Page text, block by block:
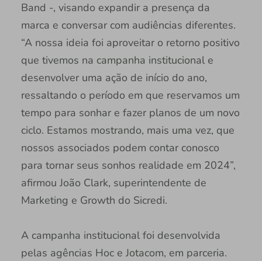
Band -, visando expandir a presença da
marca e conversar com audiências diferentes.
“A nossa ideia foi aproveitar o retorno positivo
que tivemos na campanha institucional e
desenvolver uma ação de início do ano,
ressaltando o período em que reservamos um
tempo para sonhar e fazer planos de um novo
ciclo. Estamos mostrando, mais uma vez, que
nossos associados podem contar conosco
para tornar seus sonhos realidade em 2024”,
afirmou João Clark, superintendente de
Marketing e Growth do Sicredi.
A campanha institucional foi desenvolvida
pelas agências Hoc e Jotacom, em parceria.